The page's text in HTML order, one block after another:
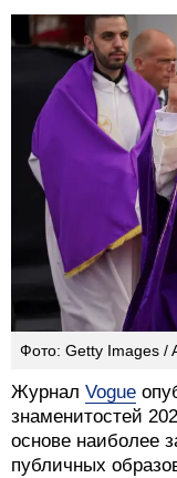
Фото: Getty Images /
Журнал Vogue
знаменитостей
основе наиболее
публичных